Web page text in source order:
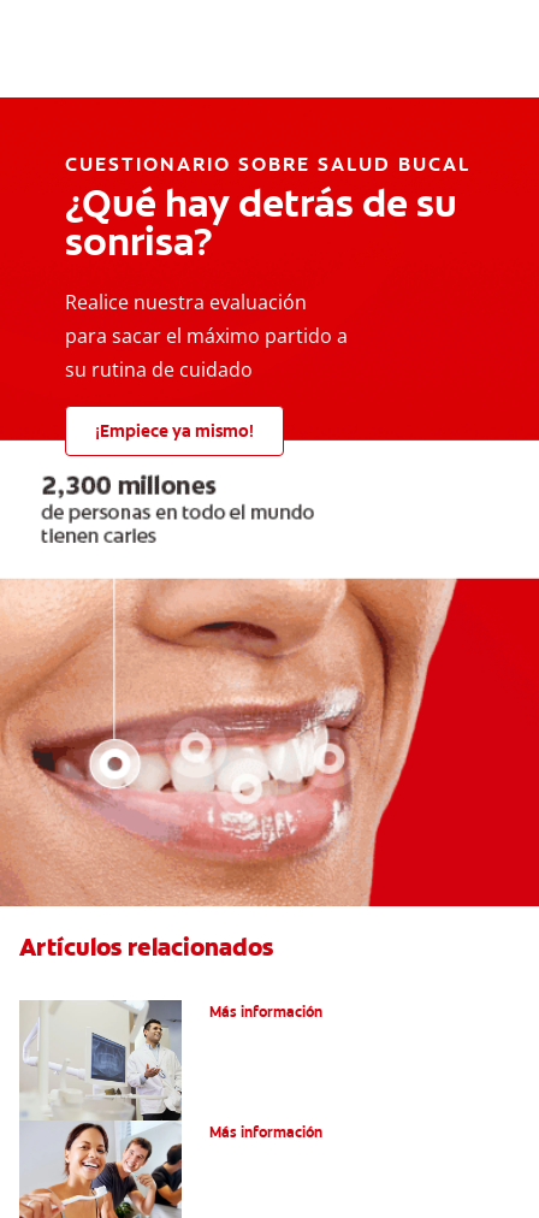
CUESTIONARIO SOBRE SALUD BUCAL
¿Qué hay detrás de su
sonrisa?
Realice nuestra evaluación
para sacar el máximo partido a
su rutina de cuidado
¡Empiece ya mismo!
Artículos relacionados
Más información
Más información